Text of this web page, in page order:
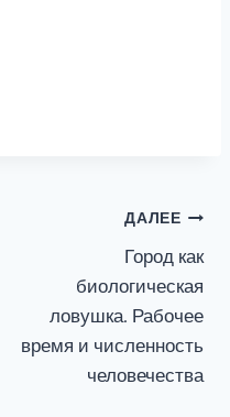
ДАЛЕЕ
Город как
биологическая
ловушка. Рабочее
время и численность
человечества